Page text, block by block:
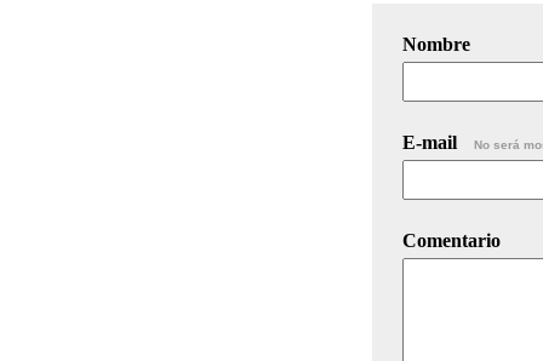
Nombre
E-mail No será
Comentario